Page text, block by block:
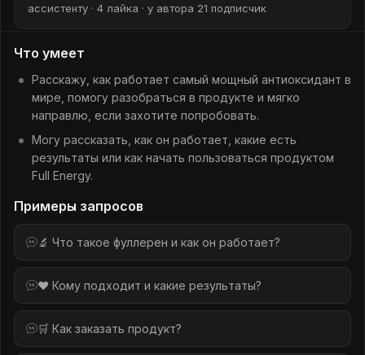
ассистенту · 4 лайка · у автора 21 подписчик
Что умеет
Расскажу, как работает самый мощный антиоксидант в
мире, помогу разобраться в продукте и мягко
направлю, если захотите попробовать.
Могу рассказать, как он работает, какие есть
результаты или как начать пользоваться продуктом
Full Energy.
Примеры запросов
🔬 Что такое фуллерен и как он работает?
❤️ Кому подходит и какие результаты?
🛒 Как заказать продукт?